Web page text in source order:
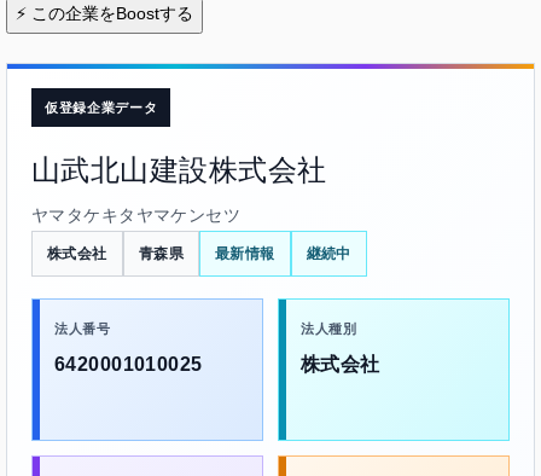
⚡ この企業をBoostする
仮登録企業データ
山武北山建設株式会社
ヤマタケキタヤマケンセツ
株式会社 青森県 最新情報 継続中
法人番号
6420001010025
法人種別
株式会社